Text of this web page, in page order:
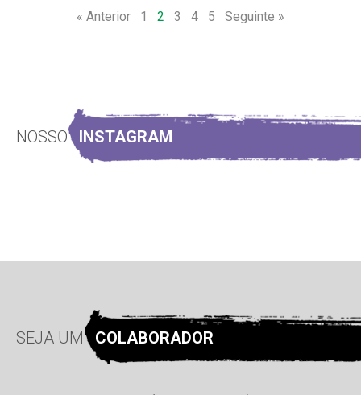
« Anterior 1 2 3 4 5 Seguinte »
NOSSO INSTAGRAM
SEJA UM COLABORADOR